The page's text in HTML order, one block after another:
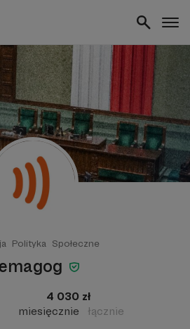
Polityka Społeczne
4 030 zł
miesięcznie
łącznie